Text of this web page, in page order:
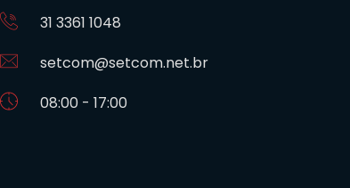
31 3361 1048
setcom@setcom.net.br
08:00 - 17:00